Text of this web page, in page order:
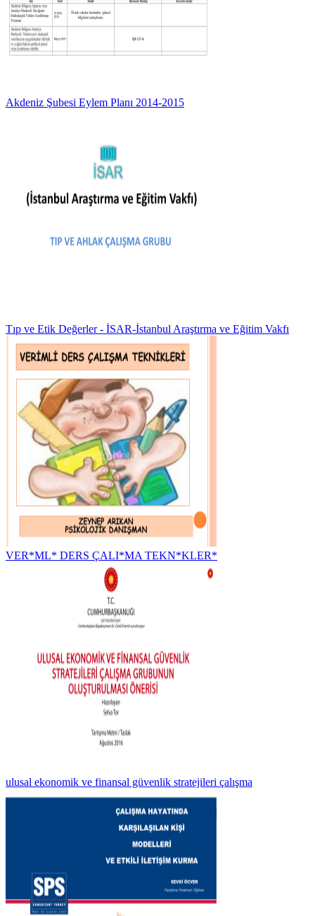
Akdeniz Şubesi Eylem Planı 2014-2015
Tıp ve Etik Değerler - İSAR-İstanbul Araştırma ve Eğitim Vakfı
VER*ML* DERS ÇALI*MA TEKN*KLER*
ulusal ekonomik ve finansal güvenlik stratejileri çalışma